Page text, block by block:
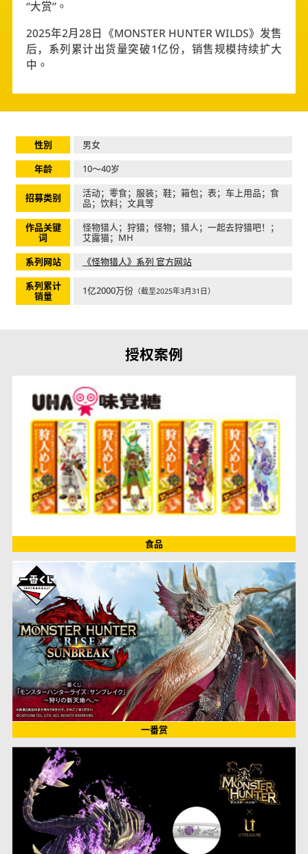
“大赏”。
2025年2月28日《MONSTER HUNTER WILDS》发售
后，系列累计出货量突破1亿份，销售规模持续扩大
中。
性別
男女
年龄
10～40岁
招募类别
活动；零食；服装；鞋；箱包；表；车上用品；食
品；饮料；文具等
作品关键
词
怪物猎人；狩猎；怪物；猎人；一起去狩猎吧！；
艾露猫；MH
系列网站
《怪物猎人》系列 官方网站
系列累计
销量
1亿2000万份 （截至2025年3月31日）
授权案例
食品
一番赏